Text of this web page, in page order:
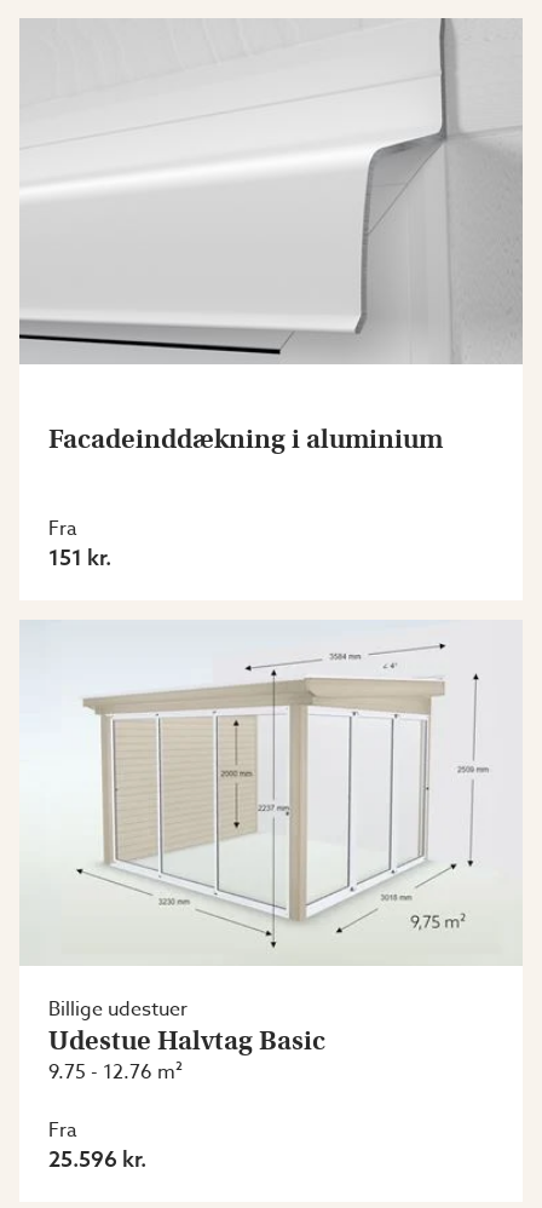
Facadeinddækning i aluminium
Fra
151 kr.
Billige udestuer
Udestue Halvtag Basic
9.75 - 12.76 m²
Fra
25.596 kr.